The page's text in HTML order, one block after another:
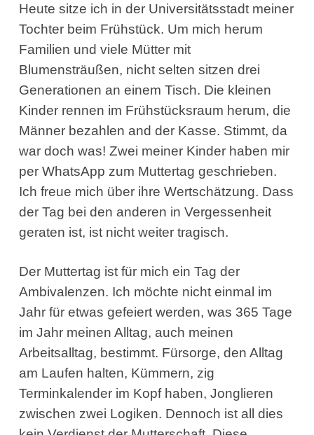
Heute sitze ich in der Universitätsstadt meiner
Tochter beim Frühstück. Um mich herum
Familien und viele Mütter mit
Blumensträußen, nicht selten sitzen drei
Generationen an einem Tisch. Die kleinen
Kinder rennen im Frühstücksraum herum, die
Männer bezahlen and der Kasse. Stimmt, da
war doch was! Zwei meiner Kinder haben mir
per WhatsApp zum Muttertag geschrieben.
Ich freue mich über ihre Wertschätzung. Dass
der Tag bei den anderen in Vergessenheit
geraten ist, ist nicht weiter tragisch.
Der Muttertag ist für mich ein Tag der
Ambivalenzen. Ich möchte nicht einmal im
Jahr für etwas gefeiert werden, was 365 Tage
im Jahr meinen Alltag, auch meinen
Arbeitsalltag, bestimmt. Fürsorge, den Alltag
am Laufen halten, Kümmern, zig
Terminkalender im Kopf haben, Jonglieren
zwischen zwei Logiken. Dennoch ist all dies